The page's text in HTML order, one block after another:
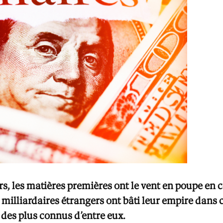
les matières premières ont le vent en poupe en
étrangers ont bâti leur empire dans
plus connus d’entre eux.